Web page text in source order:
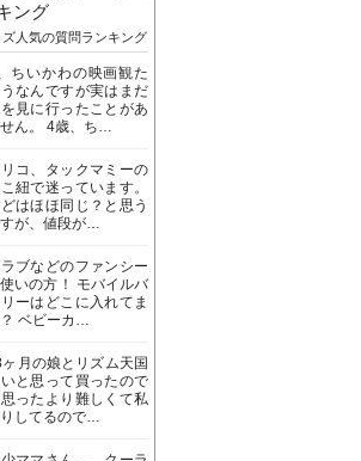
ング
人気の質問ランキング
ちいかわの映画観た
なんですが実はまだ
見に行ったことがあ
せん。 4歳、ち…
コ、タックマミーの
紐で迷っています。
はほほ同じ？と思う
が、値段が…
ブなどのファンシー
使いの方！ モバイルバ
ーはどこに入れてま
ベビーカ…
月の娘とリズム天国
と思って買ったので
ったより難しくて私
してるので…